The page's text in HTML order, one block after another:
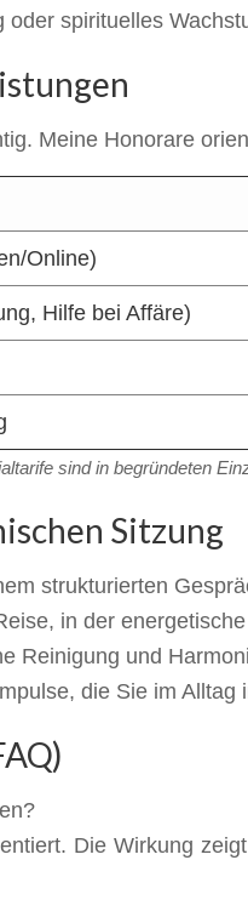
spirituelles
Meine Honorare
Online)
Hilfe bei Affäre)
sind in begründeten
Sitzung
strukturierten
in der
Reinigung und
die Sie im
Die Wirkung